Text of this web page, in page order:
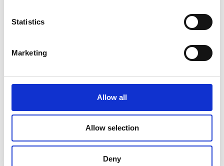
Statistics
Marketing
Allow all
Allow selection
Deny
Finition de documents
Démarquez-vous par la qualité de vos documents et de vos
Reliure